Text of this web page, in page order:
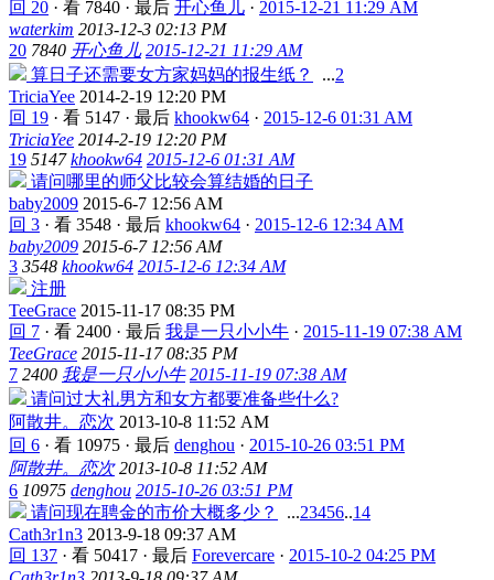
回 20 · 看 7840 · 最后 开心鱼儿 · 2015-12-21 11:29 AM
waterkim 2013-12-3 02:13 PM
20 7840 开心鱼儿 2015-12-21 11:29 AM
算日子还需要女方家妈妈的报生纸？
...2
TriciaYee 2014-2-19 12:20 PM
回 19 · 看 5147 · 最后 khookw64 · 2015-12-6 01:31 AM
TriciaYee 2014-2-19 12:20 PM
19 5147 khookw64 2015-12-6 01:31 AM
请问哪里的师父比较会算结婚的日子
baby2009 2015-6-7 12:56 AM
回 3 · 看 3548 · 最后 khookw64 · 2015-12-6 12:34 AM
baby2009 2015-6-7 12:56 AM
3 3548 khookw64 2015-12-6 12:34 AM
注册
TeeGrace 2015-11-17 08:35 PM
回 7 · 看 2400 · 最后 我是一只小小牛 · 2015-11-19 07:38 AM
TeeGrace 2015-11-17 08:35 PM
7 2400 我是一只小小牛 2015-11-19 07:38 AM
请问过大礼男方和女方都要准备些什么?
阿散井。恋次 2013-10-8 11:52 AM
回 6 · 看 10975 · 最后 denghou · 2015-10-26 03:51 PM
阿散井。恋次 2013-10-8 11:52 AM
6 10975 denghou 2015-10-26 03:51 PM
请问现在聘金的市价大概多少？
...23456..14
Cath3r1n3 2013-9-18 09:37 AM
回 137 · 看 50417 · 最后 Forevercare · 2015-10-2 04:25 PM